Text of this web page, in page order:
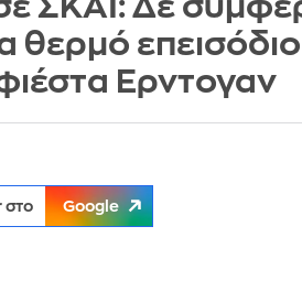
ΣΚΑΪ: Δε
θερμό επεισόδιο
φιέστα Ερντογαν
στο Google